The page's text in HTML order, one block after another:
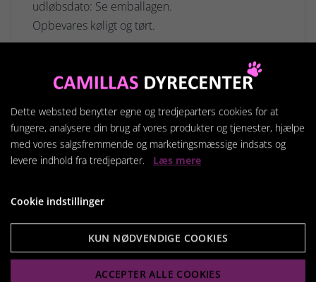
udløbsdato: Se emballagen.
Opbevares køligt og tørt.
Relaterede produkter
Dette websted benytter egne og tredjeparters cookies for at
fungere, analysere din brug af vores produkter og tjenester, hjælpe
med vores salgsfremmende og marketingsmæssige indsats og
levere indhold fra tredjeparter. Læs mere
Cookie indstillinger
KUN NØDVENDIGE COOKIES
ACCEPTER ALLE COOKIES